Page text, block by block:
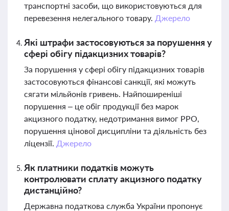
транспортні засоби, що використовуються для
перевезення нелегального товару. Джерело
Які штрафи застосовуються за порушення у
сфері обігу підакцизних товарів?
За порушення у сфері обігу підакцизних товарів
застосовуються фінансові санкції, які можуть
сягати мільйонів гривень. Найпоширеніші
порушення – це обіг продукції без марок
акцизного податку, недотримання вимог РРО,
порушення цінової дисципліни та діяльність без
ліцензії. Джерело
Як платники податків можуть
контролювати сплату акцизного податку
дистанційно?
Державна податкова служба України пропонує